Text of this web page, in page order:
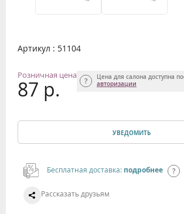
Артикул : 51104
Розничная цена
87 р.
Цена для салона доступна
авторизации
УВЕДОМИТЬ
Бесплатная доставка: подробнее
Рассказать друзьям